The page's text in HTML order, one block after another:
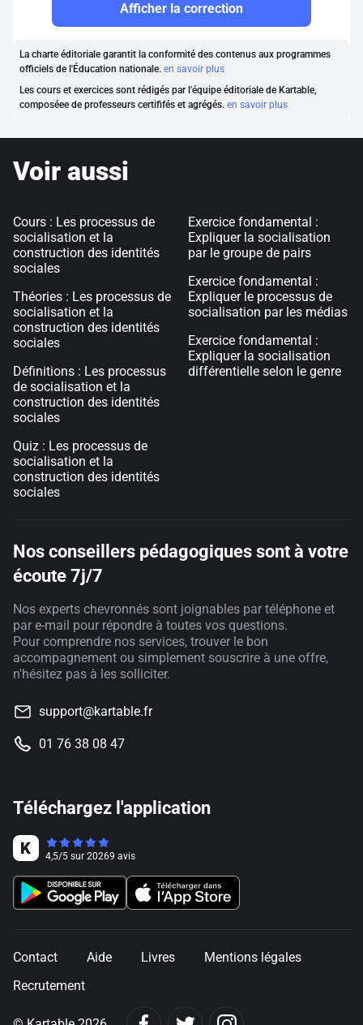
Afficher la correction
La charte éditoriale garantit la conformité des contenus aux programmes
officiels de l'Éducation nationale. en savoir plus
Les cours et exercices sont rédigés par l'équipe éditoriale de Kartable,
composéee de professeurs certififés et agrégés. en savoir plus
Voir aussi
Cours : Les processus de
socialisation et la
construction des identités
sociales
Théories : Les processus de
socialisation et la
construction des identités
sociales
Définitions : Les processus
de socialisation et la
construction des identités
sociales
Quiz : Les processus de
socialisation et la
construction des identités
sociales
Exercice fondamental :
Expliquer la socialisation
par le groupe de pairs
Exercice fondamental :
Expliquer le processus de
socialisation par les médias
Exercice fondamental :
Expliquer la socialisation
différentielle selon le genre
Nos conseillers pédagogiques sont à votre
écoute 7j/7
Nos experts chevronnés sont joignables par téléphone et
par e-mail pour répondre à toutes vos questions.
Pour comprendre nos services, trouver le bon
accompagnement ou simplement souscrire à une offre,
n'hésitez pas à les solliciter.
support@kartable.fr
01 76 38 08 47
Téléchargez l'application
4,5/5 sur 20269 avis
Contact Aide Livres
Mentions légales
Recrutement